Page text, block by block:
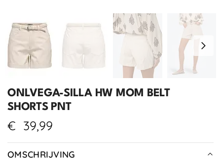
ONLVEGA-SILLA HW MOM BELT
SHORTS PNT
€ 39,99
OMSCHRIJVING